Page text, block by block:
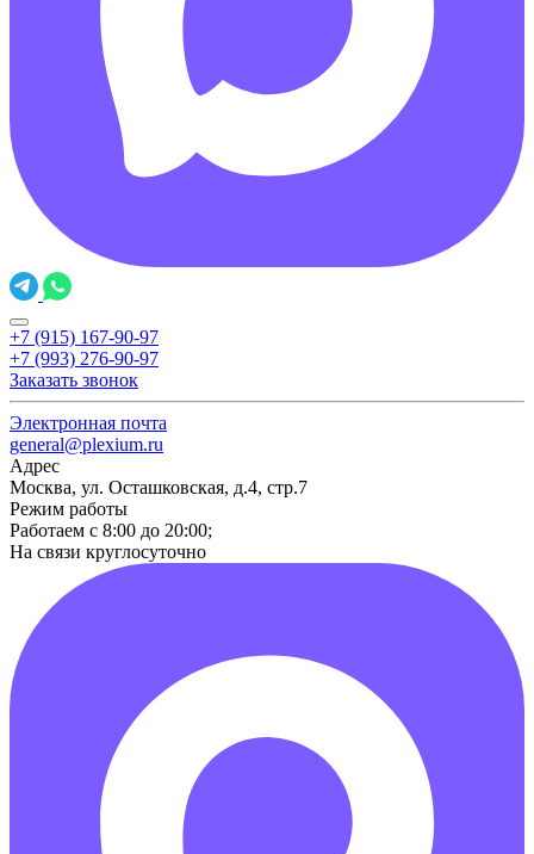
+7 (915) 167-90-97
+7 (993) 276-90-97
Заказать звонок
Электронная почта
general@plexium.ru
Адрес
Москва, ул. Осташковская, д.4, стр.7
Режим работы
Работаем с 8:00 до 20:00;
На связи круглосуточно